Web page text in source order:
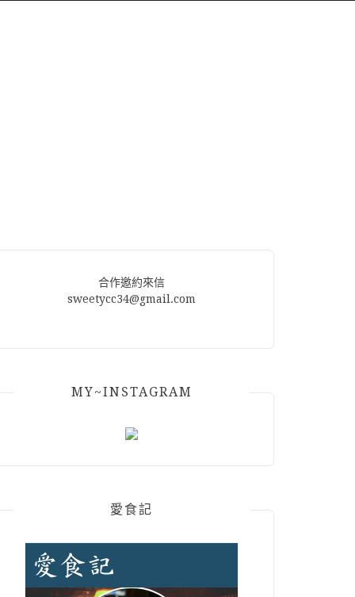
合作邀約來信
sweetycc34@gmail.com
MY~INSTAGRAM
愛食記